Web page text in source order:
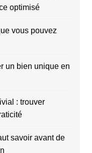
optimisé
vous pouvez
un bien unique en
: trouver
savoir avant de